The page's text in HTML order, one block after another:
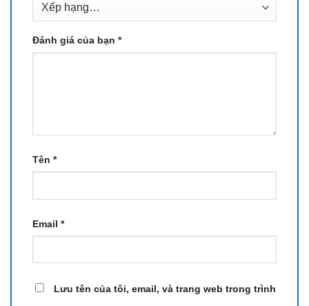
Đánh giá của bạn *
Tên *
Email *
Lưu tên của tôi, email, và trang web trong trình